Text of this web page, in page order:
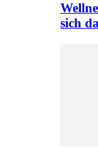
sich